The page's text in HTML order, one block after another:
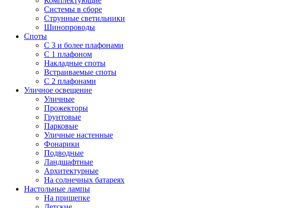
Системы в сборе
Струнные светильники
Шинопроводы
Споты
С 3 и более плафонами
С 1 плафоном
Накладные споты
Встраиваемые споты
С 2 плафонами
Уличное освещение
Уличные
Прожекторы
Грунтовые
Парковые
Уличные настенные
Фонарики
Подводные
Ландшафтные
Архитектурные
На солнечных батареях
Настольные лампы
На прищепке